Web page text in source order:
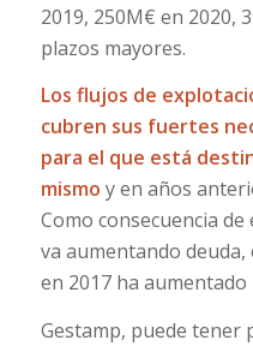
2019, 250M€ en 2020,
plazos mayores.
Los flujos de
cubren sus fuertes
para el que está
mismo y en años
Como consecuencia
va aumentando
en 2017 ha aumentado
Gestamp, puede tener